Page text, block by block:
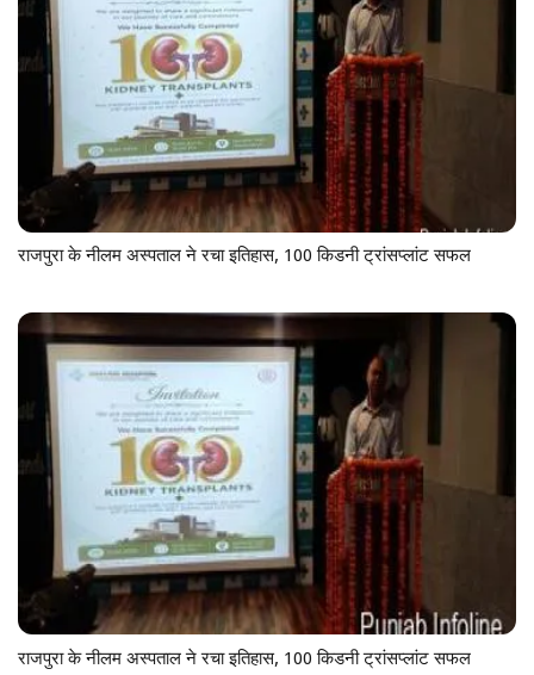
राजपुरा के नीलम अस्पताल ने रचा इतिहास, 100 किडनी ट्रांसप्लांट सफल
राजपुरा के नीलम अस्पताल ने रचा इतिहास, 100 किडनी ट्रांसप्लांट सफल